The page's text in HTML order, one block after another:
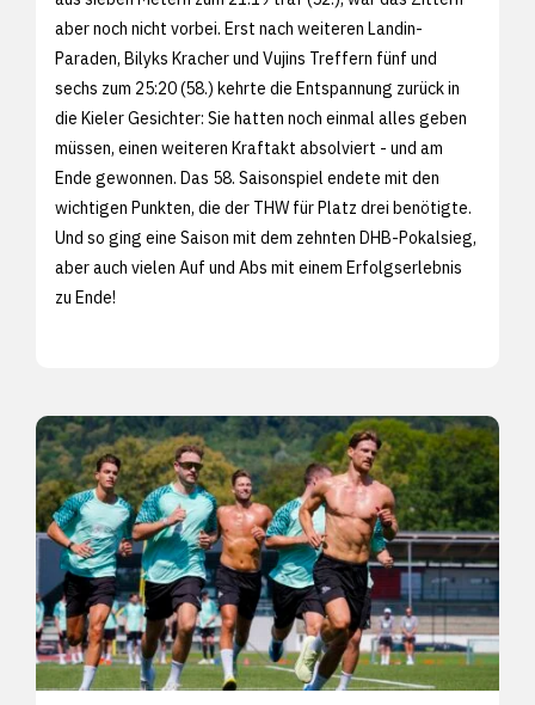
aber noch nicht vorbei. Erst nach weiteren Landin-
Paraden, Bilyks Kracher und Vujins Treffern fünf und
sechs zum 25:20 (58.) kehrte die Entspannung zurück in
die Kieler Gesichter: Sie hatten noch einmal alles geben
müssen, einen weiteren Kraftakt absolviert - und am
Ende gewonnen. Das 58. Saisonspiel endete mit den
wichtigen Punkten, die der THW für Platz drei benötigte.
Und so ging eine Saison mit dem zehnten DHB-Pokalsieg,
aber auch vielen Auf und Abs mit einem Erfolgserlebnis
zu Ende!